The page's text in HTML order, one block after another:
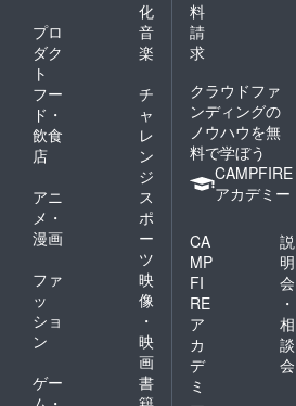
化
プロ
ダク
ト
音
楽
フー
ド・
飲食
店
チ
ャ
レ
ン
ジ
アニ
メ・
漫画
ス
ポ
ー
ツ
ファ
ッ
ショ
ン
映
像
・
映
画
ゲー
書
料
請
求
クラウドファ
ンディングの
ノウハウを無
料で学ぼう
CAMPFIRE
アカデミー
CA
MP
FI
RE
ア
カ
デ
ミ
説
明
会
・
相
談
会